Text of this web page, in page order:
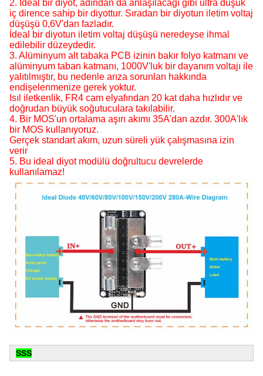
2. İdeal bir diyot, adından da anlaşılacağı gibi ultra düşük
iç dirence sahip bir diyottur. Sıradan bir diyotun iletim voltaj
düşüşü 0,6V'dan fazladır.
İdeal bir diyotun iletim voltaj düşüşü neredeyse ihmal
edilebilir düzeydedir.
3. Alüminyum alt tabaka PCB izinin bakır folyo katmanı ve
alüminyum taban katmanı, 1000V'luk bir dayanım voltajı ile
yalıtılmıştır, bu nedenle arıza sorunları hakkında
endişelenmenize gerek yoktur.
Isıl iletkenlik, FR4 cam elyafından 20 kat daha hızlıdır ve
doğrudan büyük soğutuculara takılabilir.
4. Bir MOS'un ortalama aşırı akımı 35A'dan azdır. 300A'lık
bir MOS kullanıyoruz.
Gerçek standart akım, uzun süreli yük çalışmasına izin
verir
5. Bu ideal diyot modülü doğrultucu devrelerde
kullanılamaz!
SSS